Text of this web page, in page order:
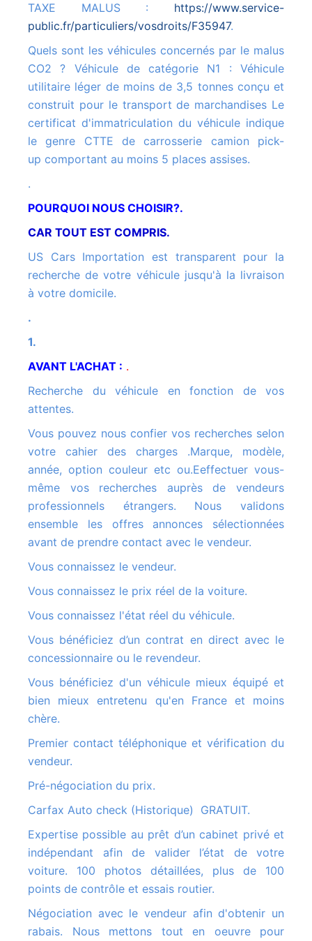
TAXE MALUS : https://www.service-
public.fr/particuliers/vosdroits/F35947.
Quels sont les véhicules concernés par le malus
CO2 ? Véhicule de catégorie N1 : Véhicule
utilitaire léger de moins de 3,5 tonnes conçu et
construit pour le transport de marchandises Le
certificat d'immatriculation du véhicule indique
le genre CTTE de carrosserie camion pick-
up comportant au moins 5 places assises.
.
POURQUOI NOUS CHOISIR?.
CAR TOUT EST COMPRIS.
US Cars Importation est transparent pour la
recherche de votre véhicule jusqu'à la livraison
à votre domicile.
.
1.
AVANT L'ACHAT : .
Recherche du véhicule en fonction de vos
attentes.
Vous pouvez nous confier vos recherches selon
votre cahier des charges .Marque, modèle,
année, option couleur etc ou.Eeffectuer vous-
même vos recherches auprès de vendeurs
professionnels étrangers. Nous validons
ensemble les offres annonces sélectionnées
avant de prendre contact avec le vendeur.
Vous connaissez le vendeur.
Vous connaissez le prix réel de la voiture.
Vous connaissez l'état réel du véhicule.
Vous bénéficiez d’un contrat en direct avec le
concessionnaire ou le revendeur.
Vous bénéficiez d'un véhicule mieux équipé et
bien mieux entretenu qu'en France et moins
chère.
Premier contact téléphonique et vérification du
vendeur.
Pré-négociation du prix.
Carfax Auto check (Historique) GRATUIT.
Expertise possible au prêt d’un cabinet privé et
indépendant afin de valider l’état de votre
voiture. 100 photos détaillées, plus de 100
points de contrôle et essais routier.
Négociation avec le vendeur afin d'obtenir un
rabais. Nous mettons tout en oeuvre pour